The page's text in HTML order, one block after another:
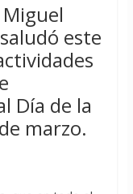
este
Día de la
marzo.